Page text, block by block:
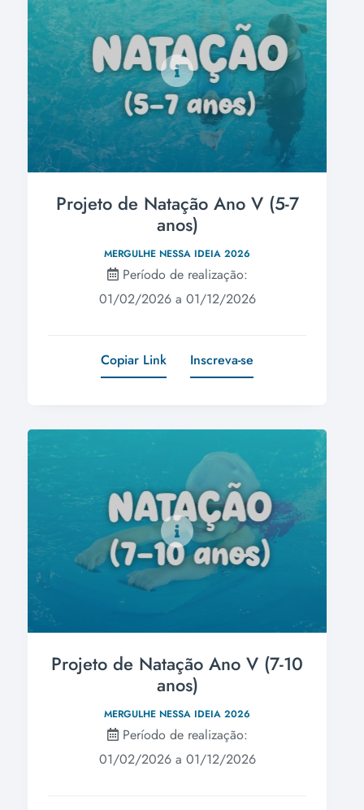
Projeto de Natação Ano V (5-7
anos)
MERGULHE NESSA IDEIA 2026
Período de realização:
01/02/2026 a 01/12/2026
Copiar Link Inscreva-se
Projeto de Natação Ano V (7-10
anos)
MERGULHE NESSA IDEIA 2026
Período de realização:
01/02/2026 a 01/12/2026